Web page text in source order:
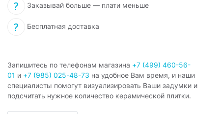
Заказывай больше — плати меньше
Бесплатная доставка
Запишитесь по телефонам магазина +7 (499) 460-56-
01 и +7 (985) 025-48-73 на удобное Вам время, и наши
специалисты помогут визуализировать Ваши задумки и
подсчитать нужное количество керамической плитки.